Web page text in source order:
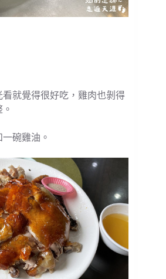
就覺得很好吃，雞肉也剝得
碗雞油。